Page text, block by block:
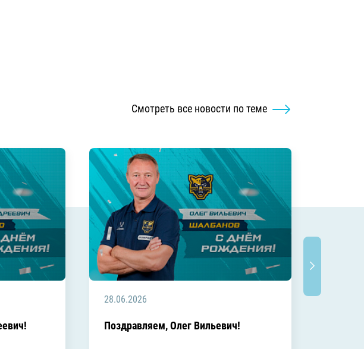
Смотреть все новости по теме
28.06.2026
Поздравляем, Олег Вильевич!